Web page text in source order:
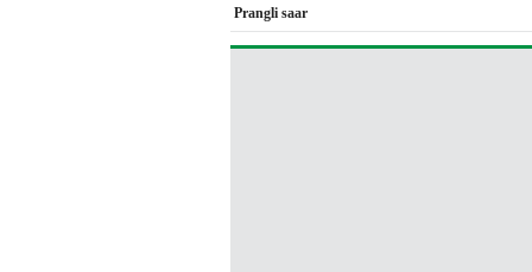
Prangli saar